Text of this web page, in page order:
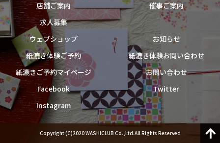
店舗ご案内
催事ご案内
求人募集
ウェブショップ
お知らせ
紙漉き体験ご予約
紙漉き体験お問い合わせ
紙漉きご予約マイページ
お問い合わせ
Facebook
Twitter
Instagram
Copyright (C)2020 WASHICLUB Co.,Ltd.All Rights Reserved